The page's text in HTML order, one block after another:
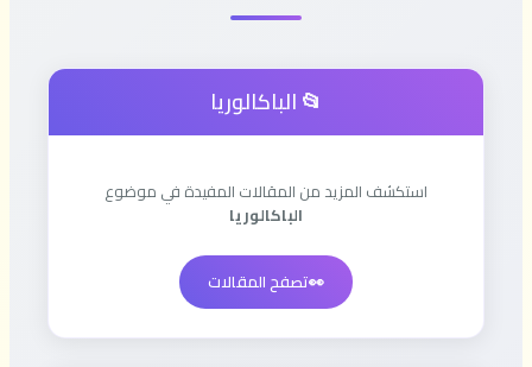
📂 الباكالوريا
استكشف المزيد من المقالات المفيدة في موضوع
الباكالوريا
👀تصفح المقالات